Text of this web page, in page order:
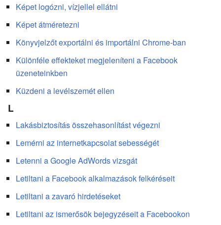
Képet logózni, vízjellel ellátni
Képet átméretezni
Könyvjelzőt exportálni és importálni Chrome-ban
Különféle effekteket megjeleníteni a Facebook
üzeneteinkben
Küzdeni a levélszemét ellen
L
Lakásbiztosítás összehasonlítást végezni
Lemérni az internetkapcsolat sebességét
Letenni a Google AdWords vizsgát
Letiltani a Facebook alkalmazások felkéréseit
Letiltani a zavaró hirdetéseket
Letiltani az ismerősök bejegyzéseit a Facebookon